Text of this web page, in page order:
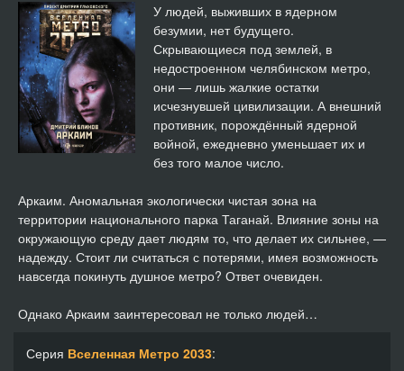
У людей, выживших в ядерном
безумии, нет будущего.
Скрывающиеся под землей, в
недостроенном челябинском метро,
они — лишь жалкие остатки
исчезнувшей цивилизации. А внешний
противник, порождённый ядерной
войной, ежедневно уменьшает их и
без того малое число.
Аркаим. Аномальная экологически чистая зона на
территории национального парка Таганай. Влияние зоны на
окружающую среду дает людям то, что делает их сильнее, —
надежду. Стоит ли считаться с потерями, имея возможность
навсегда покинуть душное метро? Ответ очевиден.
Однако Аркаим заинтересовал не только людей…
Серия Вселенная Метро 2033: